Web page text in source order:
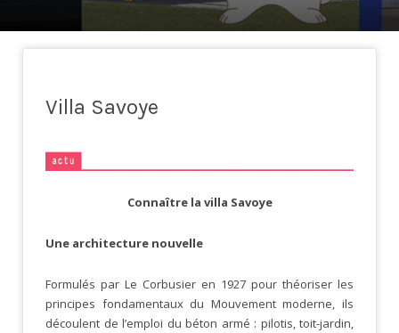
Villa Savoye
Connaître la villa Savoye
Une architecture nouvelle
Formulés par Le Corbusier en 1927 pour théoriser les
principes fondamentaux du Mouvement moderne, ils
découlent de l’emploi du béton armé : pilotis, toit-jardin,